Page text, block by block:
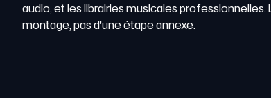
audio, et les librairies musicales
montage, pas d'une étape annexe.